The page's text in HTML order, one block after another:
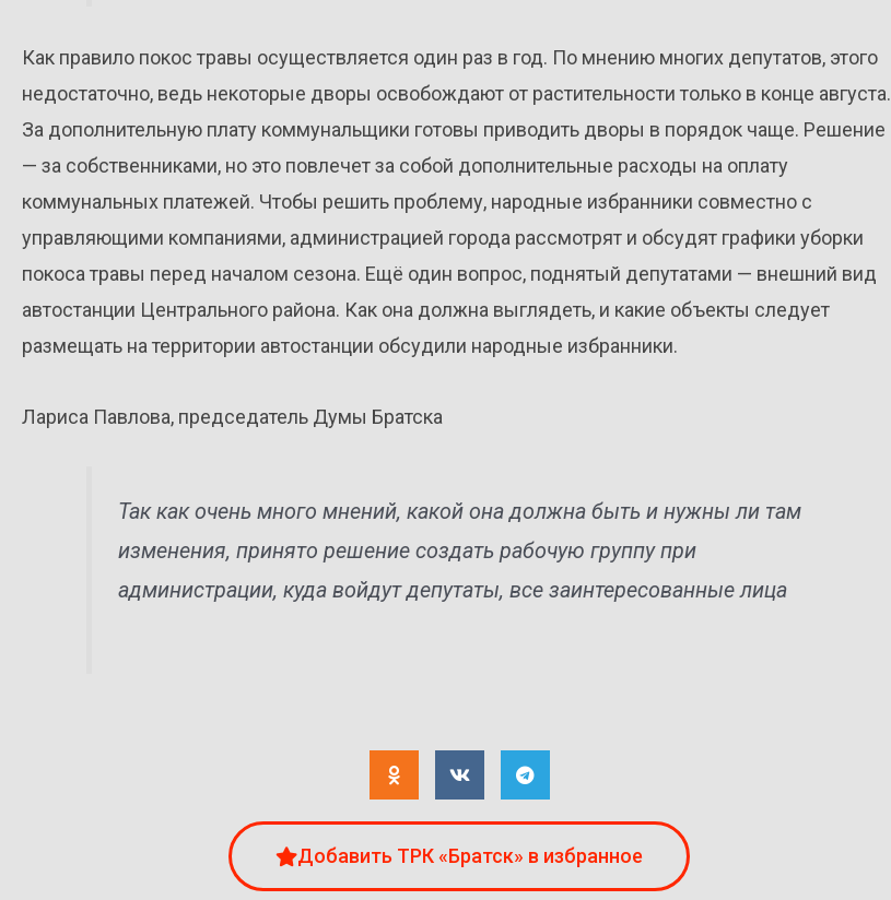
Как правило покос травы осуществляется один раз в год. По мнению многих депутатов, этого
недостаточно, ведь некоторые дворы освобождают от растительности только в конце августа.
За дополнительную плату коммунальщики готовы приводить дворы в порядок чаще. Решение
— за собственниками, но это повлечет за собой дополнительные расходы на оплату
коммунальных платежей. Чтобы решить проблему, народные избранники совместно с
управляющими компаниями, администрацией города рассмотрят и обсудят графики уборки
покоса травы перед началом сезона. Ещё один вопрос, поднятый депутатами — внешний вид
автостанции Центрального района. Как она должна выглядеть, и какие объекты следует
размещать на территории автостанции обсудили народные избранники.
Лариса Павлова, председатель Думы Братска
Так как очень много мнений, какой она должна быть и нужны ли там
изменения, принято решение создать рабочую группу при
администрации, куда войдут депутаты, все заинтересованные лица
Добавить ТРК «Братск» в избранное